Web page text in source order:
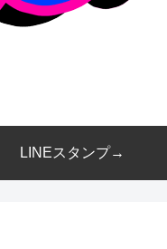
LINEスタンプ→